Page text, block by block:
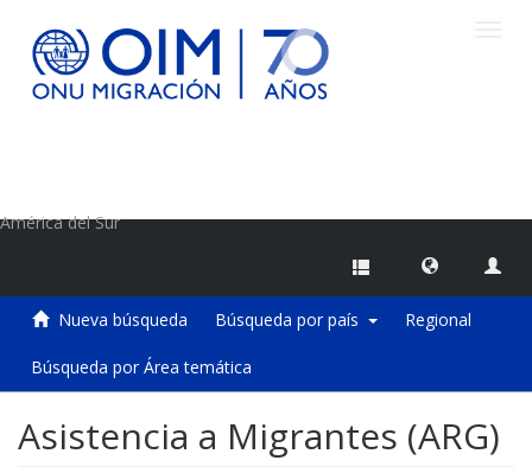
América del Sur
Nueva búsqueda Búsqueda por país Regional
Búsqueda por Área temática
Asistencia a Migrantes (ARG)